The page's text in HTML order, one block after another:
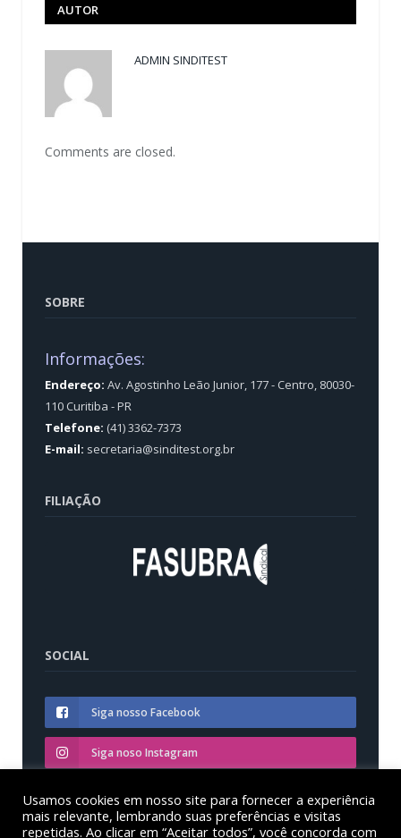
AUTOR
ADMIN SINDITEST
Comments are closed.
SOBRE
Informações:
Endereço: Av. Agostinho Leão Junior, 177 - Centro, 80030-
110 Curitiba - PR
Telefone: (41) 3362-7373
E-mail: secretaria@sinditest.org.br
FILIAÇÃO
SOCIAL
Siga nosso Facebook
Siga noso Instagram
Siga nosso YouTube
Usamos cookies em nosso site para fornecer a experiência
mais relevante, lembrando suas preferências e visitas
repetidas. Ao clicar em “Aceitar todos”, você concorda com